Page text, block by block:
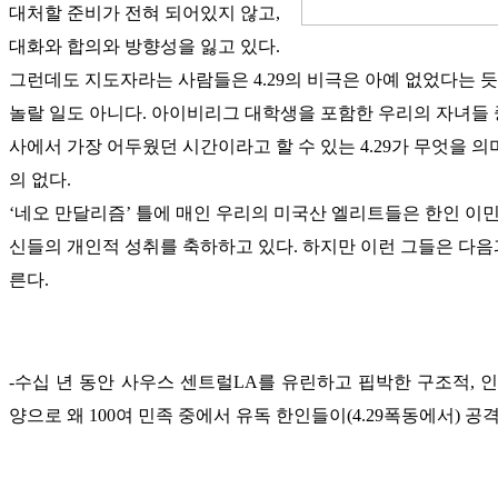
대처할 준비가 전혀 되어있지 않고,
대화와 합의와 방향성을 잃고 있다.
그런데도 지도자라는 사람들은 4.29의 비극은 아예 없었다는
놀랄 일도 아니다. 아이비리그 대학생을 포함한 우리의 자녀들
사에서 가장 어두웠던 시간이라고 할 수 있는 4.29가 무엇을 의
의 없다.
‘네오 만달리즘’ 틀에 매인 우리의 미국산 엘리트들은 한인 이
신들의 개인적 성취를 축하하고 있다. 하지만 이런 그들은 다
른다.
-수십 년 동안 사우스 센트럴LA를 유린하고 핍박한 구조적,
양으로 왜 100여 민족 중에서 유독 한인들이(4.29폭동에서) 공